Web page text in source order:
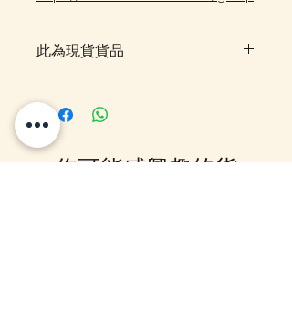
此為現貨貨品
Out 購買, 如系統顯示為"無庫
存"或 未能放入購物車時, 可以
Facebook PM 或 Whatsapp 我們
你可能感興趣的貨